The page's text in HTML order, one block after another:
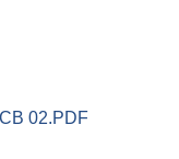
02.PDF